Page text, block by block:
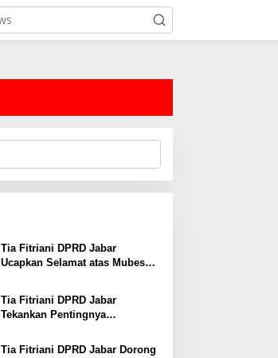
Tia Fitriani DPRD Jabar
Ucapkan Selamat atas Mubes
Jabar
Tia Fitriani DPRD Jabar
Tekankan Pentingnya
Perkuat Kader NasDem di
Tia Fitriani DPRD Jabar Dorong